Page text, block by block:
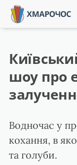
шоу про
Водночас у
кохання, в
та голуби.